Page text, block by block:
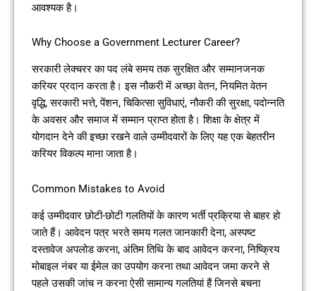
आवश्यक है।
Why Choose a Government Lecturer Career?
सरकारी लेक्चरर का पद लंबे समय तक सुरक्षित और सम्मानजनक
करियर प्रदान करता है। इस नौकरी में अच्छा वेतन, नियमित वेतन
वृद्धि, सरकारी भत्ते, पेंशन, चिकित्सा सुविधाएं, नौकरी की सुरक्षा, पदोन्नति
के अवसर और समाज में सम्मान प्राप्त होता है। शिक्षा के क्षेत्र में
योगदान देने की इच्छा रखने वाले उम्मीदवारों के लिए यह एक बेहतरीन
करियर विकल्प माना जाता है।
Common Mistakes to Avoid
कई उम्मीदवार छोटी-छोटी गलतियों के कारण भर्ती प्रक्रिया से बाहर हो
जाते हैं। आवेदन पत्र भरते समय गलत जानकारी देना, अस्पष्ट
दस्तावेज अपलोड करना, अंतिम तिथि के बाद आवेदन करना, निष्क्रिय
मोबाइल नंबर या ईमेल का उपयोग करना तथा आवेदन जमा करने से
पहले उसकी जांच न करना ऐसी सामान्य गलतियां हैं जिनसे बचना